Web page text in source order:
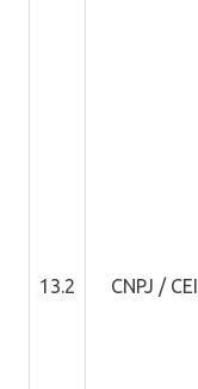
13.2 CNPJ / CEI